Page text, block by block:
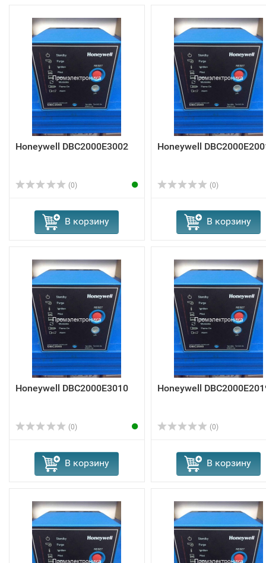
Honeywell DBC2000E3002
(0)
В корзину
Honeywell
(0)
В корзину
Honeywell DBC2000E3010
(0)
В корзину
Honeywell
(0)
В корзину